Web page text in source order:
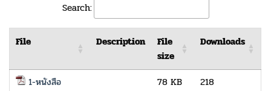
Search:
File Description
File
size
Downloads
1-หนังสือ
78 KB 218